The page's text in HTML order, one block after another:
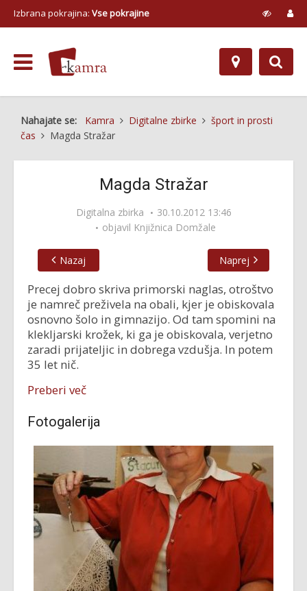
Izbrana pokrajina: Vse pokrajine
Nahajate se: Kamra Digitalne zbirke
šport in prosti
čas
Magda Stražar
Magda Stražar
Digitalna zbirka
30.10.2012 13:46
objavil Knjižnica Domžale
Nazaj Naprej
Precej dobro skriva primorski naglas, otroštvo
je namreč preživela na obali, kjer je obiskovala
osnovno šolo in gimnazijo. Od tam spomini na
klekljarski krožek, ki ga je obiskovala, verjetno
zaradi prijateljic in dobrega vzdušja. In potem
35 let nič.
Preberi več
Fotogalerija